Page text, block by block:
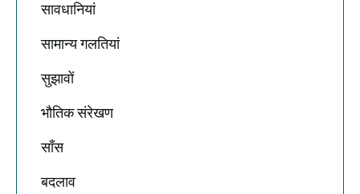
सावधानियां
सामान्य गलतियां
सुझावों
भौतिक संरेखण
साँस
बदलाव